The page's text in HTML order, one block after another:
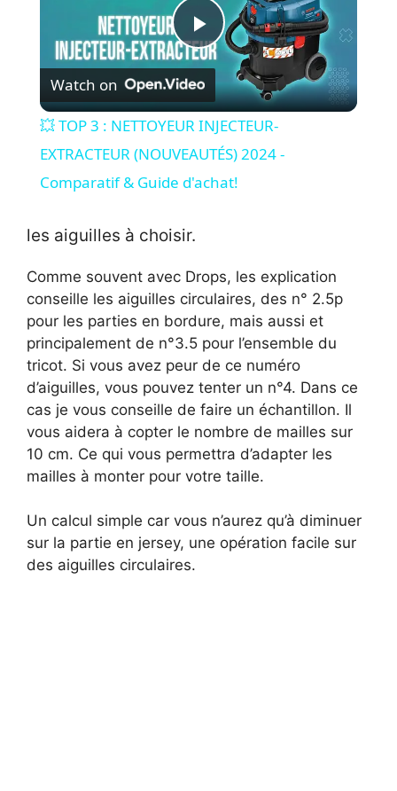
P
l
a
i
d
e
o
Watch on
💥 TOP 3 : NETTOYEUR INJECTEUR-
EXTRACTEUR (NOUVEAUTÉS) 2024 -
Comparatif & Guide d'achat!
les aiguilles à choisir.
Comme souvent avec Drops, les explication
conseille les aiguilles circulaires, des n° 2.5p
pour les parties en bordure, mais aussi et
principalement de n°3.5 pour l’ensemble du
tricot. Si vous avez peur de ce numéro
d’aiguilles, vous pouvez tenter un n°4. Dans ce
cas je vous conseille de faire un échantillon. Il
vous aidera à copter le nombre de mailles sur
10 cm. Ce qui vous permettra d’adapter les
mailles à monter pour votre taille.
Un calcul simple car vous n’aurez qu’à diminuer
sur la partie en jersey, une opération facile sur
des aiguilles circulaires.